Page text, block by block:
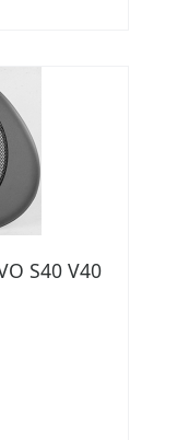
S40 V40